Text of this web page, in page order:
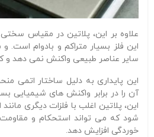
این فلز بسیار متراکم و بادوام است.
سایر عناصر طبیعی واکنش نمی دهد و
این پایداری به دلیل ساختار اتمی
آن را در برابر واکنش های شیمیایی
این، پلاتین اغلب با فلزات دیگری
شود که می تواند استحکام و
خوردگی افزایش دهد.